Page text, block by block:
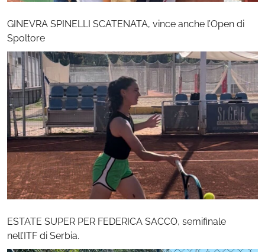
GINEVRA SPINELLI SCATENATA, vince anche l’Open di
Spoltore
ESTATE SUPER PER FEDERICA SACCO, semifinale
nell’ITF di Serbia.